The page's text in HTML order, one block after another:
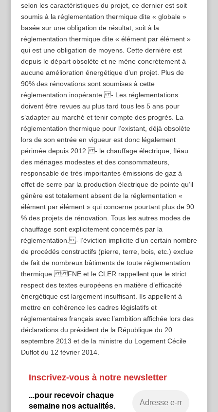
selon les caractéristiques du projet, ce dernier est soit
soumis à la réglementation thermique dite « globale »
basée sur une obligation de résultat, soit à la
réglementation thermique dite « élément par élément »
qui est une obligation de moyens. Cette dernière est
depuis le départ obsolète et ne mène concrètement à
aucune amélioration énergétique d’un projet. Plus de
90% des rénovations sont soumises à cette
réglementation inopérante. - Les réglementations
doivent être revues au plus tard tous les 5 ans pour
s’adapter au marché et tenir compte des progrès. La
réglementation thermique pour l’existant, déjà obsolète
lors de son entrée en vigueur est donc légalement
périmée depuis 2012. - le chauffage électrique, fléau
des ménages modestes et des consommateurs,
responsable de très importantes émissions de gaz à
effet de serre par la production électrique de pointe qu’il
génère est totalement absent de la réglementation «
élément par élément » qui concerne pourtant plus de 90
% des projets de rénovation. Tous les autres modes de
chauffage sont explicitement concernés par la
réglementation. - l’éviction implicite d’un certain nombre
de procédés constructifs (pierre, terre, bois, etc.) exclue
de fait de nombreux bâtiments de toute réglementation
thermique. FNE et le CLER rappellent que le strict
respect des textes européens en matière d’efficacité
énergétique est largement insuffisant. Ils appellent à
mettre en cohérence les cadres législatifs et
réglementaires français avec l’ambition affichée lors des
déclarations du président de la République du 20
septembre 2013 et de la ministre du Logement Cécile
Duflot du 12 février 2014.
Inscrivez-vous à notre newsletter
...pour recevoir chaque
semaine nos actualités.